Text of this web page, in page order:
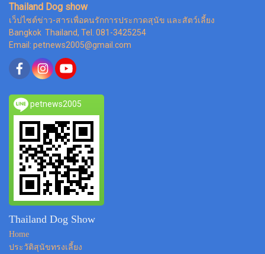
Thailand Dog show
เว็ปไซต์ข่าว-สารเพื่อคนรักการประกวดสุนัข และสัตว์เลี้ยง
Bangkok Thailand, Tel. 081-3425254
Email: petnews2005@gmail.com
petnews2005
Thailand Dog Show
Home
ประวัติสุนัขทรงเลี้ยง